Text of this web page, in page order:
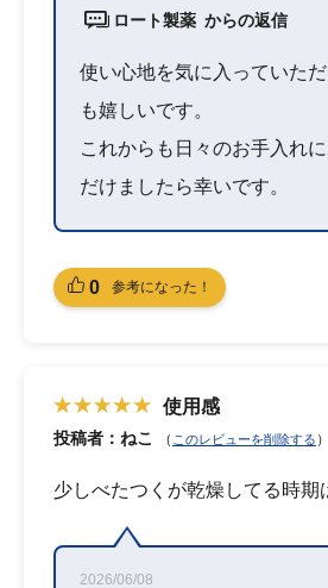
ロート製薬 からの返信
使い心地を気に入っていた
も嬉しいです。
これからも日々のお手入れ
だけましたら幸いです。
0 参考になった！
使用感
投稿者：ねこ （ このレビューを削除する ）
少しべたつくが乾燥してる時期
2026/06/08